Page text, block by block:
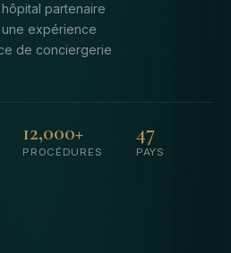
partenaire
expérience
de conciergerie
12,000+
PROCÉDURES
47
PAYS